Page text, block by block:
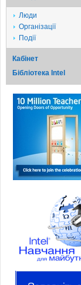
Люди
Організації
Події
Кабінет
Бібліотека Intel